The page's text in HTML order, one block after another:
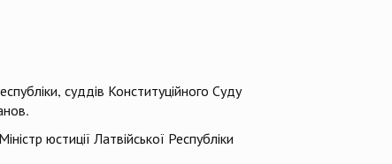
суддів Конституційного Суду
юстиції Латвійської Республіки